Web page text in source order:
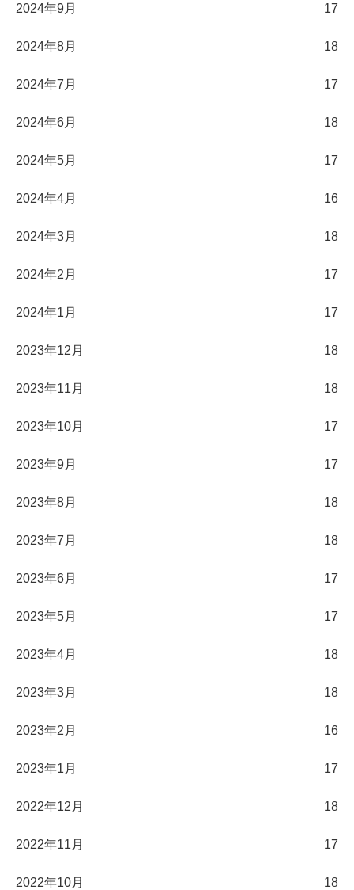
2024年9月 17
2024年8月 18
2024年7月 17
2024年6月 18
2024年5月 17
2024年4月 16
2024年3月 18
2024年2月 17
2024年1月 17
2023年12月 18
2023年11月 18
2023年10月 17
2023年9月 17
2023年8月 18
2023年7月 18
2023年6月 17
2023年5月 17
2023年4月 18
2023年3月 18
2023年2月 16
2023年1月 17
2022年12月 18
2022年11月 17
2022年10月 18